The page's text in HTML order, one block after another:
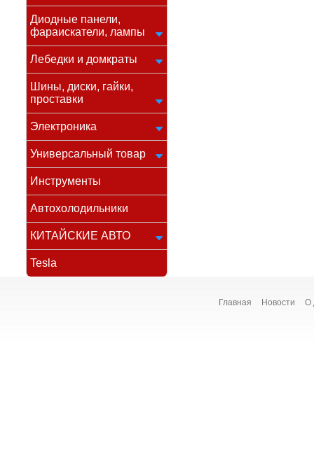
Диодные панели,
фараискатели, лампы
Лебедки и домкраты
Шины, диски, гайки,
проставки
Электроника
Универсальный товар
Инструменты
Автохолодильники
КИТАЙСКИЕ АВТО
Tesla
Главная Новости О